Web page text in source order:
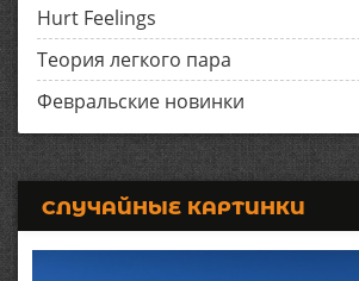
Hurt Feelings
Теория легкого пара
Февральские новинки
СЛУЧАЙНЫЕ КАРТИНКИ